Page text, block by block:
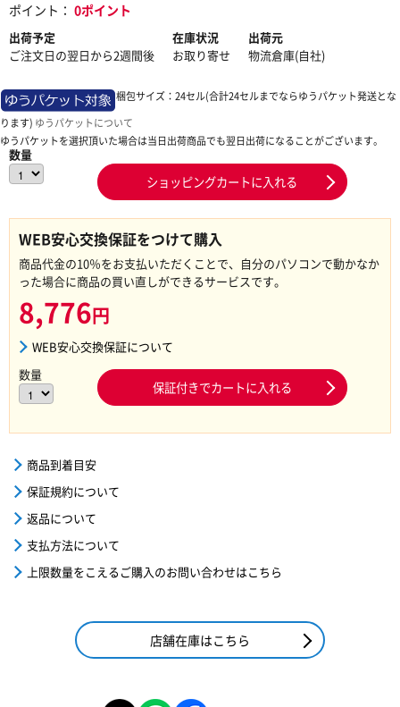
ポイント： 0ポイント
出荷予定
ご注文日の翌日から2週間後
在庫状況
お取り寄せ
出荷元
物流倉庫(自社)
梱包サイズ：24セル(合計24セルまでならゆうパケット発送とな
ります) ゆうパケットについて
ゆうパケットを選択頂いた場合は当日出荷商品でも翌日出荷になることがございます。
数量
ショッピングカートに入れる
WEB安心交換保証をつけて購入
商品代金の10％をお支払いただくことで、自分のパソコンで動かなか
った場合に商品の買い直しができるサービスです。
8,776円
WEB安心交換保証について
数量
保証付きでカートに入れる
商品到着目安
保証規約について
返品について
支払方法について
上限数量をこえるご購入のお問い合わせはこちら
店舗在庫はこちら